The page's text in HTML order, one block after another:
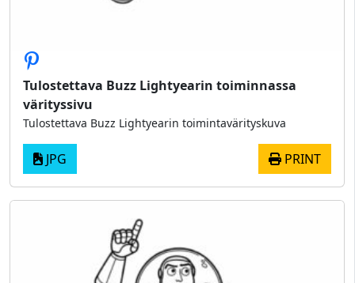
Tulostettava Buzz Lightyearin toiminnassa
värityssivu
Tulostettava Buzz Lightyearin toimintavärityskuva
JPG PRINT